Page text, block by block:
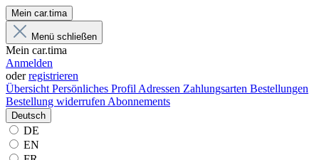
Mein car.tima
Menü schließen
Mein car.tima
Anmelden
oderregistrieren
Übersicht Persönliches Profil Adressen Zahlungsarten Bestellungen
Bestellung widerrufen Abonnements
Deutsch
DE
EN